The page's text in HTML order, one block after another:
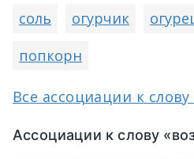
соль огурчик
попкорн
Все ассоциации к
Ассоциации к слову